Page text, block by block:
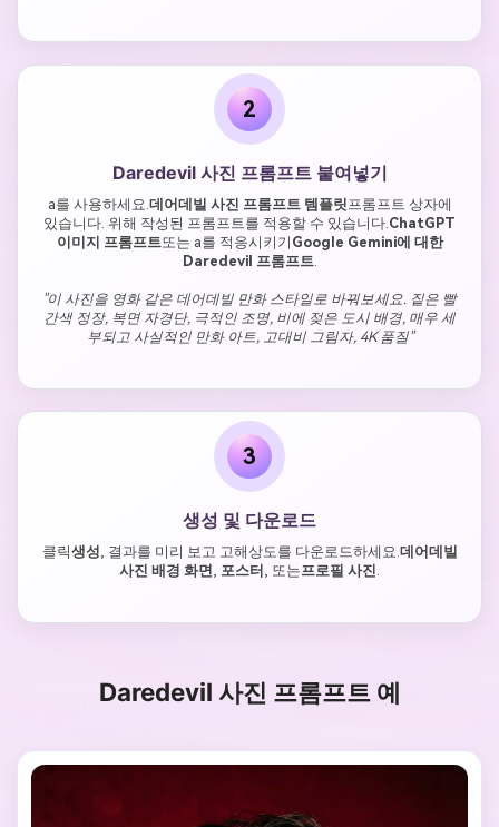
2
Daredevil 사진 프롬프트 붙여넣기
a를 사용하세요. 데어데빌 사진 프롬프트 템플릿 프롬프트 상자에
있습니다. 위해 작성된 프롬프트를 적용할 수 있습니다. ChatGPT
이미지 프롬프트또는 a를 적응시키기 Google Gemini에 대한
Daredevil 프롬프트
"이 사진을 영화 같은 데어데빌 만화 스타일로 바꿔보세요. 짙은 빨
간색 정장, 복면 자경단, 극적인 조명, 비에 젖은 도시 배경, 매우 세
부되고 사실적인 만화 아트, 고대비 그림자, 4K 품질"
3
생성 및 다운로드
클릭생성 , 결과를 미리 보고 고해상도를 다운로드하세요. 데어데빌
사진 배경 화면 포스터 , 또는프로필 사진
Daredevil 사진 프롬프트 예